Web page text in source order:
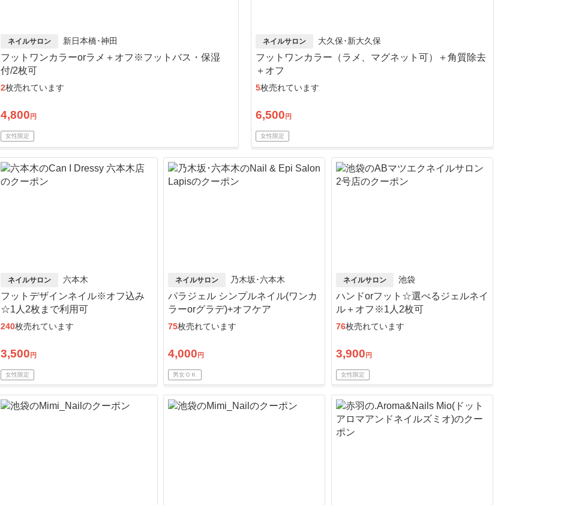
ネイルサロン 新日本橋･神田
フットワンカラーorラメ＋オフ※フットバス・保湿
付/2枚可
2枚売れています
4,800 円
女性限定
ネイルサロン 大久保･新大久保
フットワンカラー（ラメ、マグネット可）＋角質除去
＋オフ
5枚売れています
6,500 円
女性限定
ネイルサロン 六本木
フットデザインネイル※オフ込み
☆1人2枚まで利用可
240枚売れています
3,500 円
女性限定
ネイルサロン 乃木坂･六本木
パラジェル シンプルネイル(ワンカ
ラーorグラデ)+オフケア
75枚売れています
4,000 円
男女ＯＫ
ネイルサロン 池袋
ハンドorフット☆選べるジェルネイ
ル＋オフ※1人2枚可
76枚売れています
3,900 円
女性限定